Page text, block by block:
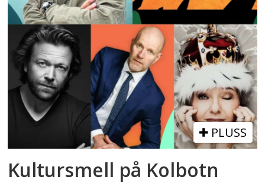
PLUSS
Kultursmell på Kolbotn